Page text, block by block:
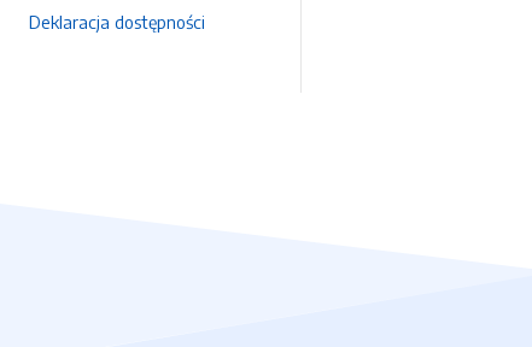
Deklaracja dostępności